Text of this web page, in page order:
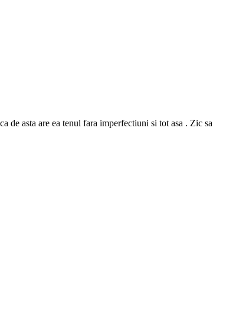
de asta are ea tenul fara imperfectiuni si tot asa . Zic sa